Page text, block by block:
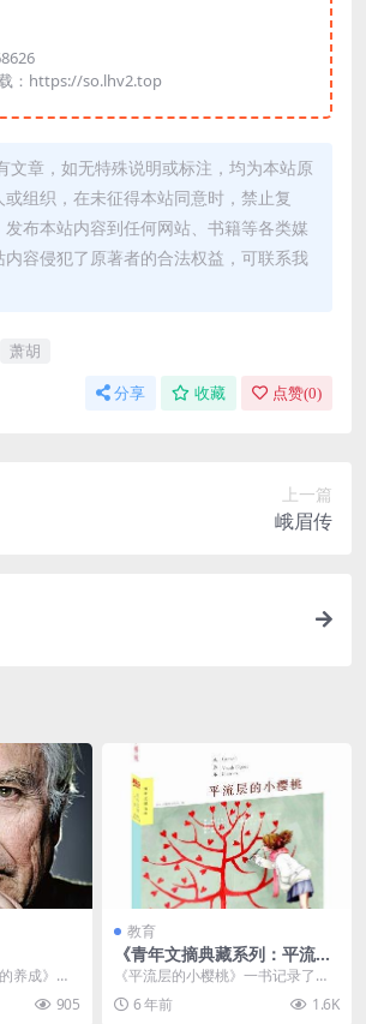
：https://so.lhv2.top
文章，如无特殊说明或标注，均为本站原
组织，在未征得本站同意时，禁止复
布本站内容到任何网站、书籍等各类媒
容侵犯了原著者的合法权益，可联系我
萧胡
分享 收藏 点赞(0)
上一篇
峨眉传
养成》以
斯自述了
905
教育
《青年文摘典藏系列：平流层
的小樱桃（成长卷）》
《平流层的小樱桃》一书记录了青
春期那些单纯美好的友情、悸动、
梦想和愁绪，这里有关...
6 年前 1.6K